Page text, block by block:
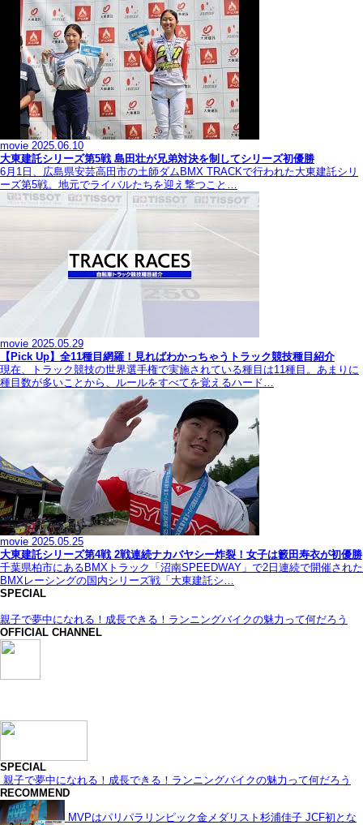
movie 2025.06.10
大東建託シリーズ第5戦 島田壮が兄弟対決を制してシリーズ初優勝
6月1日、広島県安芸高田市の土師ダムBMX TRACKで行われた大東建託シリ
ーズ第5戦。地元でライバルたちを迎え撃つこと…
movie 2025.05.29
【Pick Up】全11種目網羅！見ればわかっちゃうトラック競技種目紹介
現在、トラック競技の世界選手権で実施されている種目は11種目。あまりに
種目数が多いことから、ルールをすべてを覚えるハード…
movie 2025.05.25
大東建託シリーズ第4戦 2戦連続ナカバヤシー炸裂！女子は籔田寿衣が初優勝
千葉県柏市にあるBMXトラック「沼南SPEEDWAY」で2日連続で開催された
BMXレーシングの国内シリーズ戦「大東建託シ…
SPECIAL
親子で夢中になれる！成長できる！ランニングバイクの魅力って何だろう
OFFICIAL CHANNEL
SPECIAL
親子で夢中になれる！成長できる！ランニングバイクの魅力って何だろう
RECOMMEND
MVPはパリパラリンピック金メダリスト杉浦佳子 JCF初とな